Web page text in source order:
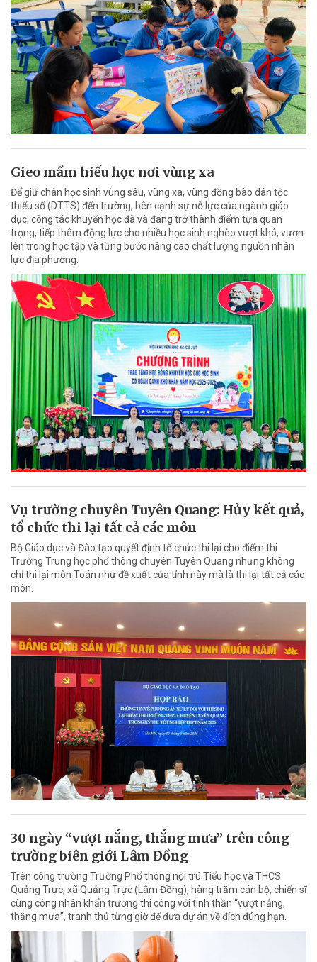
Gieo mầm hiếu học nơi vùng xa
Để giữ chân học sinh vùng sâu, vùng xa, vùng đồng bào dân tộc
thiểu số (DTTS) đến trường, bên cạnh sự nỗ lực của ngành giáo
dục, công tác khuyến học đã và đang trở thành điểm tựa quan
trọng, tiếp thêm động lực cho nhiều học sinh nghèo vượt khó, vươn
lên trong học tập và từng bước nâng cao chất lượng nguồn nhân
lực địa phương.
Vụ trường chuyên Tuyên Quang: Hủy kết quả,
tổ chức thi lại tất cả các môn
Bộ Giáo dục và Đào tạo quyết định tổ chức thi lại cho điểm thi
Trường Trung học phổ thông chuyên Tuyên Quang nhưng không
chỉ thi lại môn Toán như đề xuất của tỉnh này mà là thi lại tất cả các
môn.
30 ngày “vượt nắng, thắng mưa” trên công
trường biên giới Lâm Đồng
Trên công trường Trường Phổ thông nội trú Tiểu học và THCS
Quảng Trực, xã Quảng Trực (Lâm Đồng), hàng trăm cán bộ, chiến sĩ
cùng công nhân khẩn trương thi công với tinh thần “vượt nắng,
thắng mưa”, tranh thủ từng giờ để đưa dự án về đích đúng hạn.